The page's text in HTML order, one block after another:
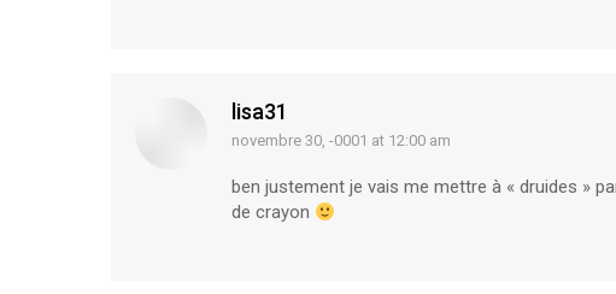
lisa31
says:
novembre 30, -0001 at 12:00 am
ben justement je vais me mettre à « druides »
de crayon